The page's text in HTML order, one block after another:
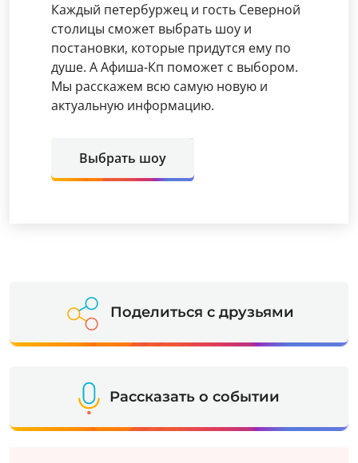
Каждый петербуржец и гость Северной
столицы сможет выбрать шоу и
постановки, которые придутся ему по
душе. А Афиша-Кп поможет с выбором.
Мы расскажем всю самую новую и
актуальную информацию.
Выбрать шоу
Поделиться с друзьями
Рассказать о событии